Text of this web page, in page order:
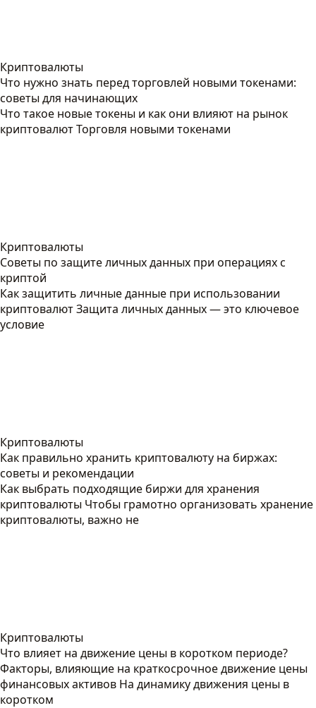
Криптовалюты
Что нужно знать перед торговлей новыми токенами:
советы для начинающих
Что такое новые токены и как они влияют на рынок
криптовалют Торговля новыми токенами
Криптовалюты
Советы по защите личных данных при операциях с
криптой
Как защитить личные данные при использовании
криптовалют Защита личных данных — это ключевое
условие
Криптовалюты
Как правильно хранить криптовалюту на биржах:
советы и рекомендации
Как выбрать подходящие биржи для хранения
криптовалюты Чтобы грамотно организовать хранение
криптовалюты, важно не
Криптовалюты
Что влияет на движение цены в коротком периоде?
Факторы, влияющие на краткосрочное движение цены
финансовых активов На динамику движения цены в
коротком